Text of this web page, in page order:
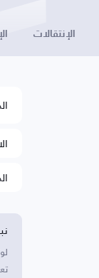
الإنتقالات